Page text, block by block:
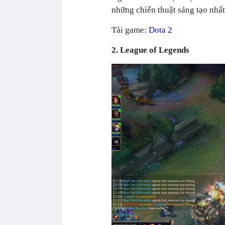
những chiến thuật sáng tạo
Tải game: Dota 2
2. League of Legends